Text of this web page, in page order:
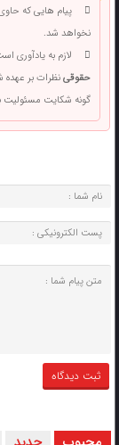
پیام هایی که
نخواهد شد.
لازم به
حقوقینظرات بر عهده
گونه شکایت مسئولیت